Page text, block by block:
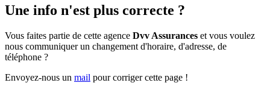
Une info n'est plus correcte ?
Vous faites partie de cette agence Dvv Assurances et vous voulez
nous communiquer un changement d'horaire, d'adresse, de
téléphone ?
Envoyez-nous un mail pour corriger cette page !